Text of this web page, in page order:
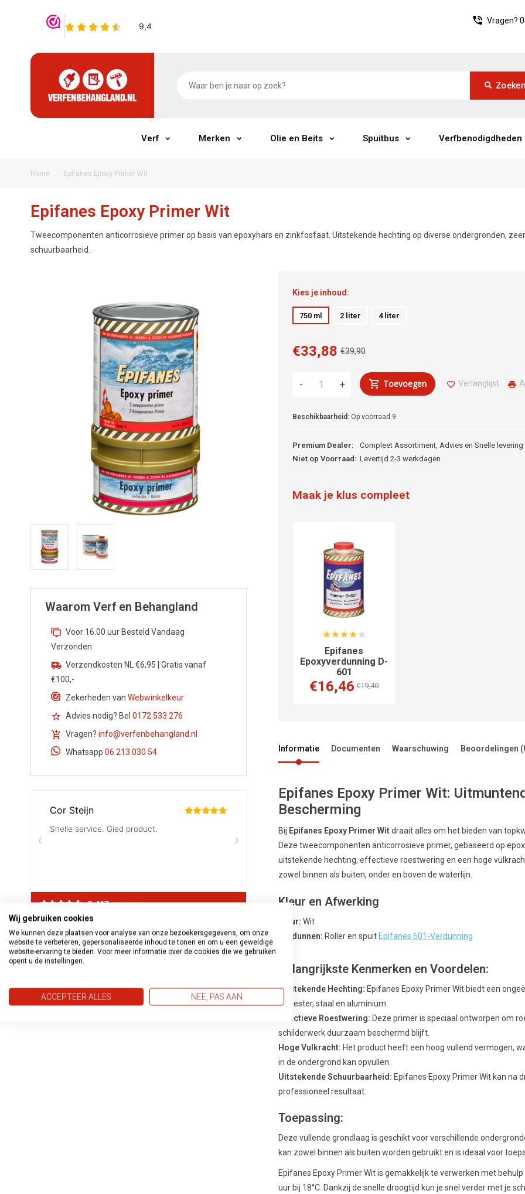
Vragen?
Verf Merken Olie en Beits Spuitbus Verfbenodigdheden
Home Epifanes Epoxy Primer Wit
Epifanes Epoxy Primer Wit
Tweecomponenten anticorrosieve primer op basis van epoxyhars en zinkfosfaat. Uitstekende hechting op diverse ondergronden,
schuurbaarheid.
Waarom Verf en Behangland
Voor 16.00 uur Besteld Vandaag
Verzonden
Verzendkosten NL €6,95 | Gratis vanaf
€100,-
Zekerheden van Webwinkelkeur
Advies nodig? Bel 0172 533 276
Vragen? info@verfenbehangland.nl
Whatsapp 06 213 030 54
Kies je inhoud:
750 ml 2 liter 4 liter
€39,90
€33,88
+
- Toevoegen Verlanglijst
Beschikbaarheid: Op voorraad 9
Premium Dealer:
Compleet Assortiment, Advies en Snelle levering
Niet op Voorraad: Levertijd 2-3 werkdagen
Maak je klus compleet
Epifanes
Epoxyverdunning D-
601
€16,46 €19,40
Informatie Documenten Waarschuwing Beoordelingen
Epifanes Epoxy Primer Wit:
Bescherming
Bij Epifanes Epoxy Primer Witdraait alles om het bieden van
Deze tweecomponenten anticorrosieve primer, gebaseerd op
uitstekende hechting, effectieve roestwering en een hoge
zowel binnen als buiten, onder en boven de waterlijn.
Kleur en Afwerking
Kleur: Wit
Verdunnen: Roller en spuit Epifanes 601-Verdunning
Belangrijkste Kenmerken en Voordelen:
Uitstekende Hechting: Epifanes Epoxy Primer Wit biedt een
polyester, staal en aluminium.
Effectieve Roestwering: Deze primer is speciaal ontworpen om
schilderwerk duurzaam beschermd blijft.
Hoge Vulkracht: Het product heeft een hoog vullend vermogen,
in de ondergrond kan opvullen.
Uitstekende Schuurbaarheid: Epifanes Epoxy Primer Wit kan na
professioneel resultaat.
Toepassing:
Deze vullende grondlaag is geschikt voor verschillende
kan zowel binnen als buiten worden gebruikt en is ideaal voor
Epifanes Epoxy Primer Wit is gemakkelijk te verwerken met
uur bij 18°C. Dankzij de snelle droogtijd kun je snel verder met je
Wij gebruiken cookies
We kunnen deze plaatsen voor analyse van onze bezoekersgegevens, om onze
website te verbeteren, gepersonaliseerde inhoud te tonen en om u een geweldige
website-ervaring te bieden. Voor meer informatie over de cookies die we gebruiken
opent u de instellingen.
ACCEPTEER ALLES NEE, PAS AAN